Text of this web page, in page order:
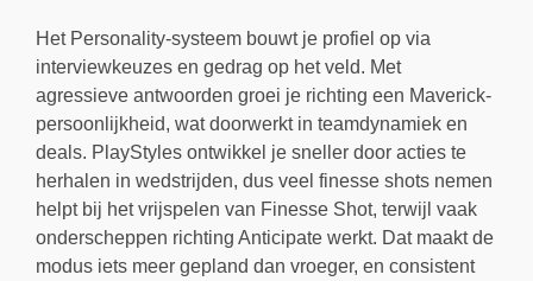
Het Personality-systeem bouwt je profiel op via
interviewkeuzes en gedrag op het veld. Met
agressieve antwoorden groei je richting een Maverick-
persoonlijkheid, wat doorwerkt in teamdynamiek en
deals. PlayStyles ontwikkel je sneller door acties te
herhalen in wedstrijden, dus veel finesse shots nemen
helpt bij het vrijspelen van Finesse Shot, terwijl vaak
onderscheppen richting Anticipate werkt. Dat maakt de
modus iets meer gepland dan vroeger, en consistent